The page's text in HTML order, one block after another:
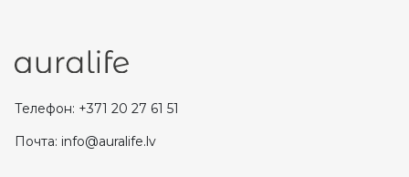
Телефон: +371 20 27 61 51
Почта: info@auralife.lv